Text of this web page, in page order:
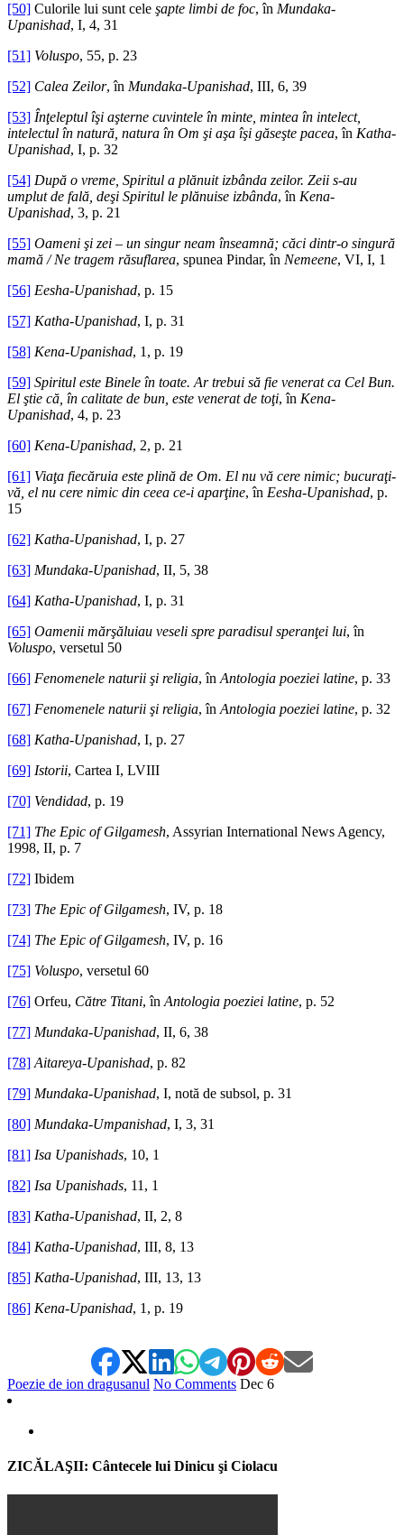
[50] Culorile lui sunt cele şapte limbi de foc, în Mundaka-
Upanishad, I, 4, 31
[51] Voluspo, 55, p. 23
[52] Calea Zeilor, în Mundaka-Upanishad, III, 6, 39
[53] Înţeleptul îşi aşterne cuvintele în minte, mintea în intelect,
intelectul în natură, natura în Om şi aşa îşi găseşte pacea, în Katha-
Upanishad, I, p. 32
[54] După o vreme, Spiritul a plănuit izbânda zeilor. Zeii s-au
umplut de fală, deşi Spiritul le plănuise izbânda, în Kena-
Upanishad, 3, p. 21
[55] Oameni şi zei – un singur neam înseamnă; căci dintr-o singură
mamă / Ne tragem răsuflarea, spunea Pindar, în Nemeene, VI, I, 1
[56] Eesha-Upanishad, p. 15
[57] Katha-Upanishad, I, p. 31
[58] Kena-Upanishad, 1, p. 19
[59] Spiritul este Binele în toate. Ar trebui să fie venerat ca Cel Bun.
El ştie că, în calitate de bun, este venerat de toţi, în Kena-
Upanishad, 4, p. 23
[60] Kena-Upanishad, 2, p. 21
[61] Viaţa fiecăruia este plină de Om. El nu vă cere nimic; bucuraţi-
vă, el nu cere nimic din ceea ce-i aparţine, în Eesha-Upanishad, p.
15
[62] Katha-Upanishad, I, p. 27
[63] Mundaka-Upanishad, II, 5, 38
[64] Katha-Upanishad, I, p. 31
[65] Oamenii mărşăluiau veseli spre paradisul speranţei lui, în
Voluspo, versetul 50
[66] Fenomenele naturii şi religia, în Antologia poeziei latine, p. 33
[67] Fenomenele naturii şi religia, în Antologia poeziei latine, p. 32
[68] Katha-Upanishad, I, p. 27
[69] Istorii, Cartea I, LVIII
[70] Vendidad, p. 19
[71] The Epic of Gilgamesh, Assyrian International News Agency,
1998, II, p. 7
[72] Ibidem
[73] The Epic of Gilgamesh, IV, p. 18
[74] The Epic of Gilgamesh, IV, p. 16
[75] Voluspo, versetul 60
[76] Orfeu, Către Titani, în Antologia poeziei latine, p. 52
[77] Mundaka-Upanishad, II, 6, 38
[78] Aitareya-Upanishad, p. 82
[79] Mundaka-Upanishad, I, notă de subsol, p. 31
[80] Mundaka-Umpanishad, I, 3, 31
[81] Isa Upanishads, 10, 1
[82] Isa Upanishads, 11, 1
[83] Katha-Upanishad, II, 2, 8
[84] Katha-Upanishad, III, 8, 13
[85] Katha-Upanishad, III, 13, 13
[86] Kena-Upanishad, 1, p. 19
Poezie de ion dragusanul No Comments Dec 6
ZICĂLAŞII: Cântecele lui Dinicu şi Ciolacu